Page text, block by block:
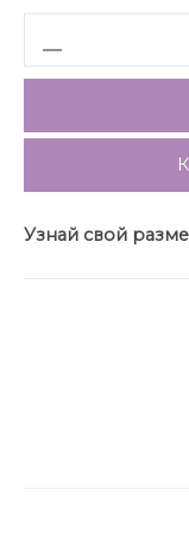
Узнай свой